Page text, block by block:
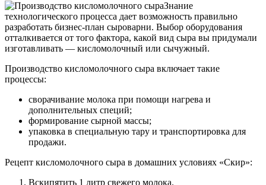
Знание
технологического процесса дает возможность правильно
разработать бизнес-план сыроварни. Выбор оборудования
отталкивается от того фактора, какой вид сыра вы придумали
изготавливать — кисломолочный или сычужный.
Производство кисломолочного сыра включает такие
процессы:
сворачивание молока при помощи нагрева и
дополнительных специй;
формирование сырной массы;
упаковка в специальную тару и транспортировка для
продажи.
Рецепт кисломолочного сыра в домашних условиях «Скир»:
Вскипятить 1 литр свежего молока.